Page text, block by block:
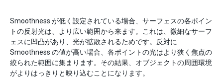
Smoothness が低く設定されている場合、サーフェスの各ポイン
トの反射光は、より広い範囲から来ます。これは、微細なサーフ
ェスに凹凸があり、光が拡散されるためです。反対に
Smoothness の値が高い場合、各ポイントの光はより狭く焦点の
絞られた範囲に集まります。その結果、オブジェクトの周囲環境
がよりはっきりと映り込むことになります。